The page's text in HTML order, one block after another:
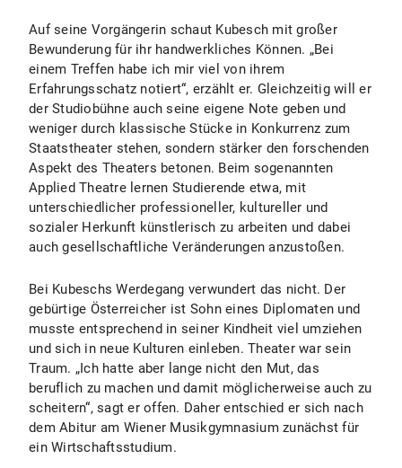
Auf seine Vorgängerin schaut Kubesch mit großer
Bewunderung für ihr handwerkliches Können. „Bei
einem Treffen habe ich mir viel von ihrem
Erfahrungsschatz notiert“, erzählt er. Gleichzeitig will er
der Studiobühne auch seine eigene Note geben und
weniger durch klassische Stücke in Konkurrenz zum
Staatstheater stehen, sondern stärker den forschenden
Aspekt des Theaters betonen. Beim sogenannten
Applied Theatre lernen Studierende etwa, mit
unterschiedlicher professioneller, kultureller und
sozialer Herkunft künstlerisch zu arbeiten und dabei
auch gesellschaftliche Veränderungen anzustoßen.
Bei Kubeschs Werdegang verwundert das nicht. Der
gebürtige Österreicher ist Sohn eines Diplomaten und
musste entsprechend in seiner Kindheit viel umziehen
und sich in neue Kulturen einleben. Theater war sein
Traum. „Ich hatte aber lange nicht den Mut, das
beruflich zu machen und damit möglicherweise auch zu
scheitern“, sagt er offen. Daher entschied er sich nach
dem Abitur am Wiener Musikgymnasium zunächst für
ein Wirtschaftsstudium.